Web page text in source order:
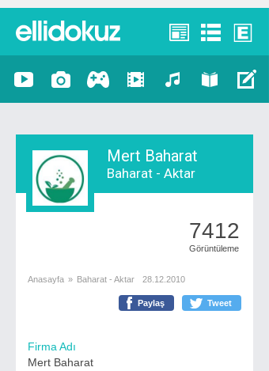
Mert Baharat
Baharat - Aktar
7412
Görüntüleme
Anasayfa » Baharat - Aktar 28.12.2010
Paylaş Tweet
Firma Adı
Mert Baharat